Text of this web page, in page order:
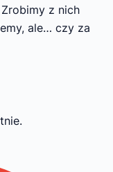
z nich
ale… czy za